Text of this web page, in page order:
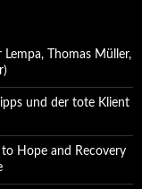
Thomas Müller,
und der tote Klient
Hope and Recovery